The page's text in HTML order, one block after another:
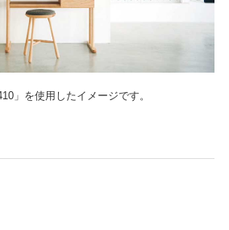
」を使用したイメージです。